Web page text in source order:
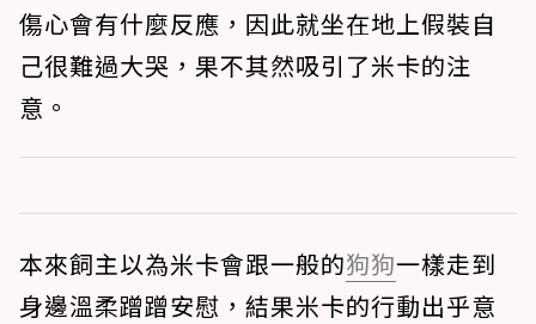
傷心會有什麼反應，因此就坐在地上假裝自
己很難過大哭，果不其然吸引了米卡的注
意。
本來飼主以為米卡會跟一般的狗狗一樣走到
身邊溫柔蹭蹭安慰，結果米卡的行動出乎意